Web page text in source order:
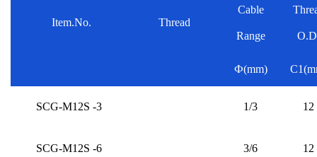
Item.No. Thread
Cable
Range
Ф(mm)
SCG-M12S -3 1/3 12
SCG-M12S -6 3/6 12